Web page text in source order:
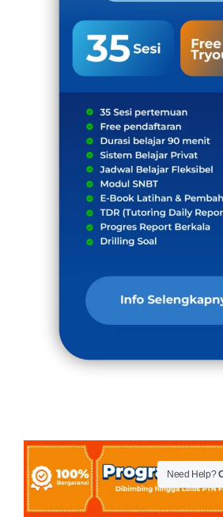
Need Help?